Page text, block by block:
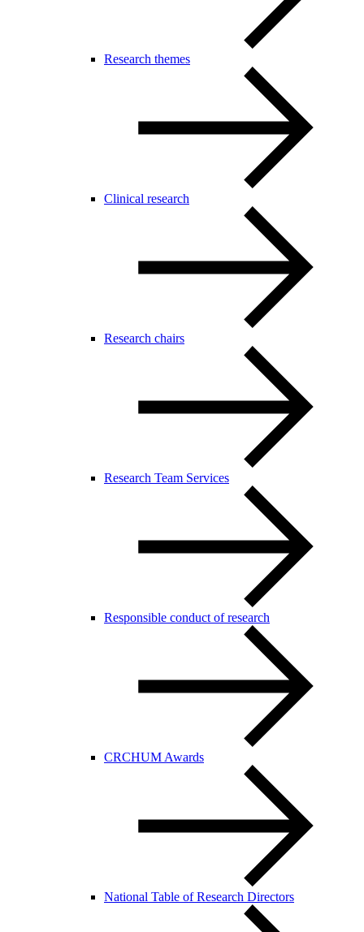
Research themes
Clinical research
Research chairs
Research Team Services
Responsible conduct of research
CRCHUM Awards
National Table of Research Directors